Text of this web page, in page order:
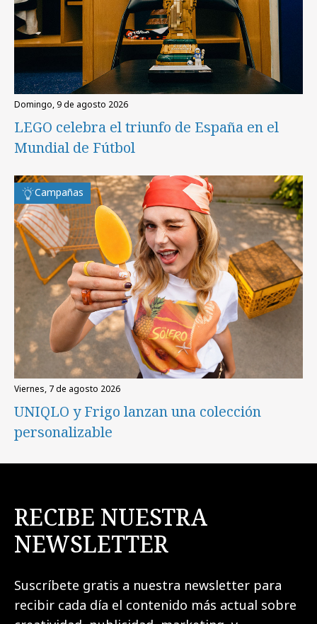
domingo, 9 de agosto 2026
LEGO celebra el triunfo de España en el
Mundial de Fútbol
Campañas
viernes, 7 de agosto 2026
UNIQLO y Frigo lanzan una colección
personalizable
RECIBE NUESTRA
NEWSLETTER
Suscríbete gratis a nuestra newsletter para
recibir cada día el contenido más actual sobre